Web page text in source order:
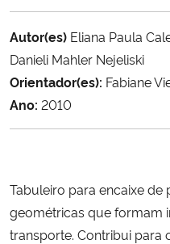
Ministério da Cidadania
Ministério da Saúde
Ministério de Minas e Energia
Ministério do Meio Ambiente
Ministério do Turismo
Autor(es) Eliana Paula
Danieli Mahler Nejeliski
Orientador(es): Fabiane
Ano: 2010
Tabuleiro para encaixe
geométricas que formam
transporte. Contribui para